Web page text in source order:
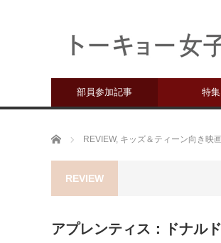
部員参加記事 特集
ホーム REVIEW, キッズ＆ティーン向き映
REVIEW
アプレンティス：ドナル